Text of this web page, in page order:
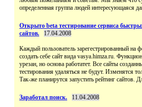
определенная группа людей интересующаяся
Открыто beta тестирование сервиса
сайтов.
17.04.2008
Каждый пользователь зарегестрированный на
создать себе сайт вида vasya.himza.ru.
урезан, но основа работатет. Все сайты
тестирования удаляться не будут. Изменятся
Так-же планирутся запустить рейтинг сайтов.
Заработал поиск. 11.04.2008